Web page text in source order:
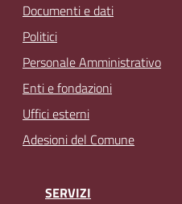
Documenti e dati
Politici
Personale Amministrativo
Enti e fondazioni
Uffici esterni
Adesioni del Comune
SERVIZI